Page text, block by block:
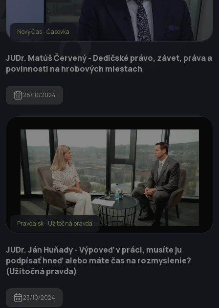
Nový Čas - Časovka
JUDr. Matúš Červený - Dedičské právo, závet, práva a
povinnosti na hrobových miestach
28/10/2024
Pravda.sk - Užitočná pravda
JUDr. Ján Huňady - Výpoveď v práci, musíte ju
podpísať hneď alebo máte čas na rozmyslenie?
(Užitočná pravda)
23/10/2024